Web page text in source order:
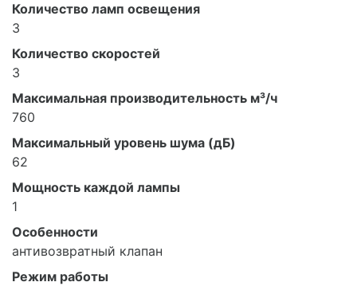
Количество ламп освещения
3
Количество скоростей
3
Максимальная производительность м³/ч
760
Максимальный уровень шума (дБ)
62
Мощность каждой лампы
1
Особенности
антивозвратный клапан
Режим работы